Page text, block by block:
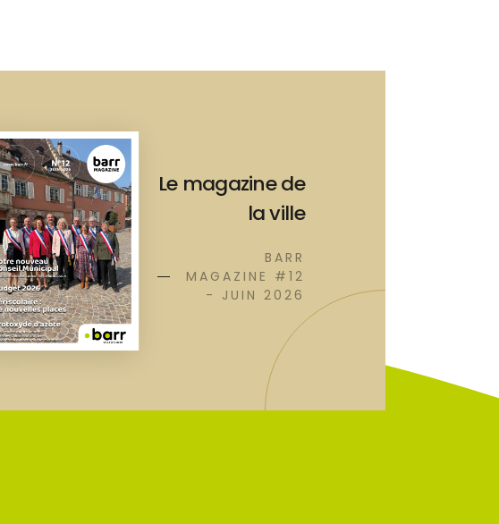
Le magazine de
la ville
BARR
MAGAZINE #12
- JUIN 2026